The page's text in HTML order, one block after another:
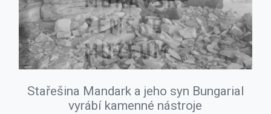
Stařešina Mandark a jeho syn Bungarial
vyrábí kamenné nástroje